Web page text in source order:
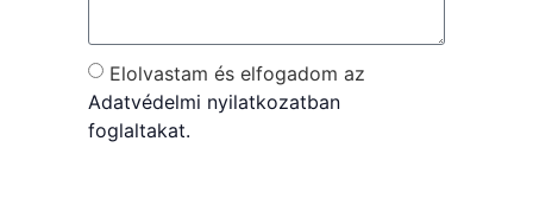
Elolvastam és elfogadom az
Adatvédelmi nyilatkozatban
foglaltakat.